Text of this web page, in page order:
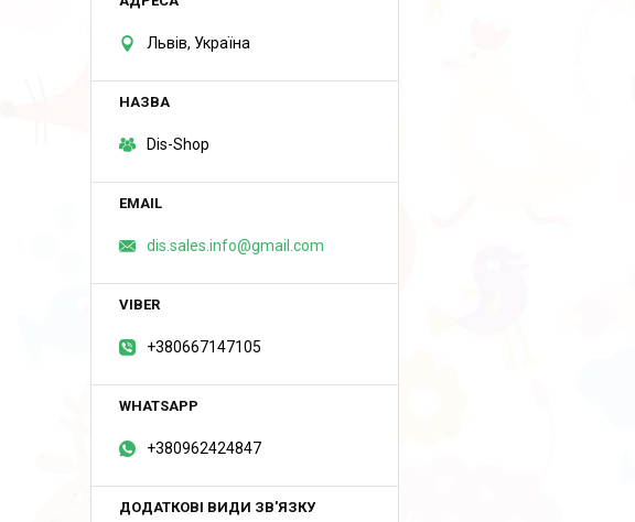
Львів, Україна
Dis-Shop
dis.sales.info@gmail.com
+380667147105
+380962424847